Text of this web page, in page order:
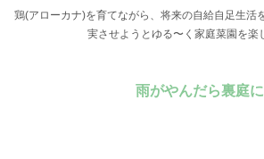
鶏(アローカナ)を育てながら、将来の自給自足生活
実させようとゆる〜く家庭菜園を楽
雨がやんだら裏庭に